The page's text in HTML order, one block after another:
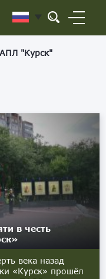
"Курск"
в честь
века назад
«Курск» прошёл